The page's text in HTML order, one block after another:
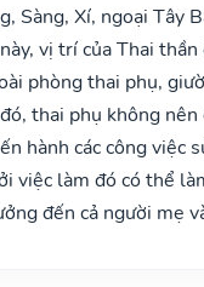
Sàng, Xí, ngoại Tây
vị trí của Thai
phòng thai phụ,
thai phụ không nên
hành các công việc
việc làm đó có thể
đến cả người mẹ